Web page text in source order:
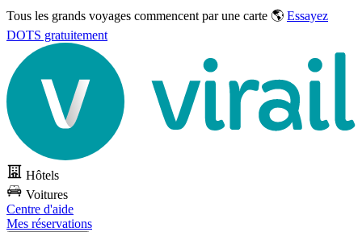
Tous les grands voyages commencent par une carte 🌎 Essayez
DOTS gratuitement
Hôtels
Voitures
Centre d'aide
Mes réservations